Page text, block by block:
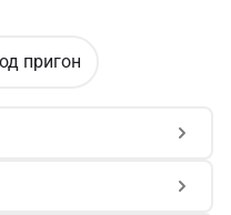
пригон